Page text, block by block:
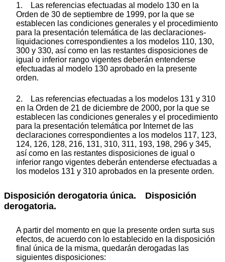
1. Las referencias efectuadas al modelo 130 en la
Orden de 30 de septiembre de 1999, por la que se
establecen las condiciones generales y el procedimiento
para la presentación telemática de las declaraciones-
liquidaciones correspondientes a los modelos 110, 130,
300 y 330, así como en las restantes disposiciones de
igual o inferior rango vigentes deberán entenderse
efectuadas al modelo 130 aprobado en la presente
orden.
2. Las referencias efectuadas a los modelos 131 y 310
en la Orden de 21 de diciembre de 2000, por la que se
establecen las condiciones generales y el procedimiento
para la presentación telemática por Internet de las
declaraciones correspondientes a los modelos 117, 123,
124, 126, 128, 216, 131, 310, 311, 193, 198, 296 y 345,
así como en las restantes disposiciones de igual o
inferior rango vigentes deberán entenderse efectuadas a
los modelos 131 y 310 aprobados en la presente orden.
Disposición derogatoria única. Disposición
derogatoria.
A partir del momento en que la presente orden surta sus
efectos, de acuerdo con lo establecido en la disposición
final única de la misma, quedarán derogadas las
siguientes disposiciones: